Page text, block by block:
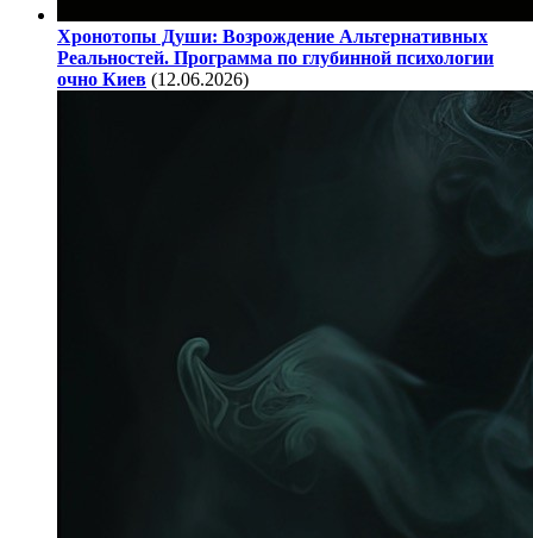
Хронотопы Души: Возрождение Альтернативных
Реальностей. Программа по глубинной психологии
очно Киев (12.06.2026)